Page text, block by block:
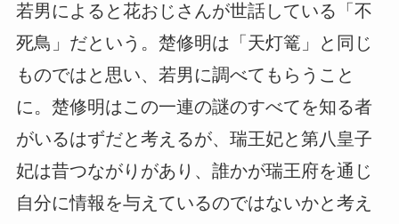
若男によると花おじさんが世話している「不
死鳥」だという。楚修明は「天灯篭」と同じ
ものではと思い、若男に調べてもらうこと
に。楚修明はこの一連の謎のすべてを知る者
がいるはずだと考えるが、瑞王妃と第八皇子
妃は昔つながりがあり、誰かが瑞王府を通じ
自分に情報を与えているのではないかと考え